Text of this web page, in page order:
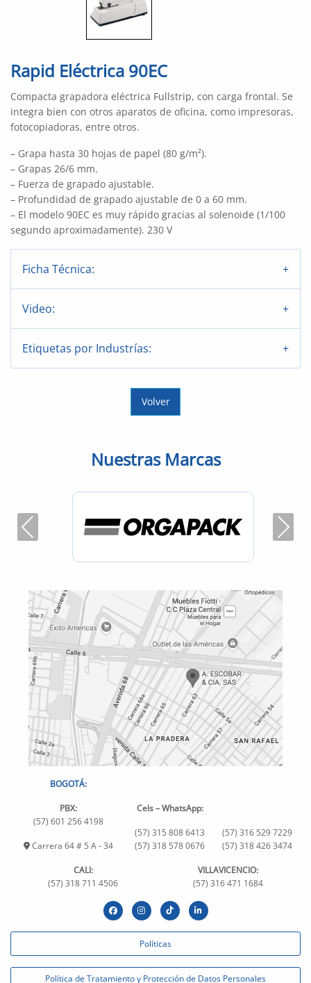
Rapid Eléctrica 90EC
Compacta grapadora eléctrica Fullstrip, con carga frontal. Se
integra bien con otros aparatos de oficina, como impresoras,
fotocopiadoras, entre otros.
– Grapa hasta 30 hojas de papel (80 g/m²).
– Grapas 26/6 mm.
– Fuerza de grapado ajustable.
– Profundidad de grapado ajustable de 0 a 60 mm.
– El modelo 90EC es muy rápido gracias al solenoide (1/100
segundo aproximadamente). 230 V
Ficha Técnica:
Video:
Etiquetas por Industrías:
Volver
Nuestras Marcas
Previous Next
BOGOTÁ:
PBX:
(57) 601 256 4198
Carrera 64 # 5 A - 34
Cels – WhatsApp:
(57) 315 808 6413
(57) 318 578 0676
(57) 316 529 7229
(57) 318 426 3474
CALI:
(57) 318 711 4506
VILLAVICENCIO:
(57) 316 471 1684
Políticas
Política de Tratamiento y Protección de Datos Personales